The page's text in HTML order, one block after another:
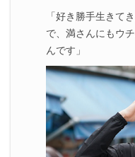
「好き勝手生きて
で、満さんにもウ
んです」